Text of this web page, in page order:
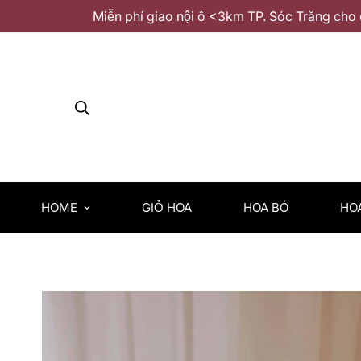
Miễn phí giao nội ô <3km TP. Sóc Trăng
HOME GIỎ HOA HOA BÓ